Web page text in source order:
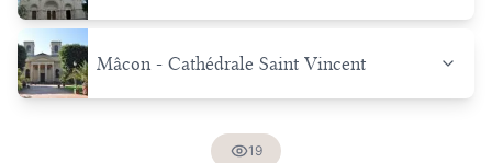
Mâcon - Cathédrale Saint Vincent
19